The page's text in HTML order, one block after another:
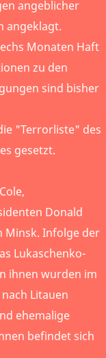
angeblicher
angeklagt.
Monaten Haft
zu den
sind bisher
"Terrorliste" des
gesetzt.
Donald
Minsk. Infolge der
Lukaschenko-
ihnen wurden im
Litauen
ehemalige
befindet sich